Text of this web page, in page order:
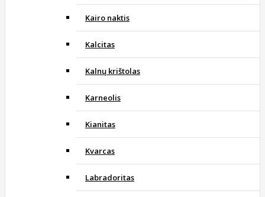
Kairo naktis
Kalcitas
Kalnų krištolas
Karneolis
Kianitas
Kvarcas
Labradoritas